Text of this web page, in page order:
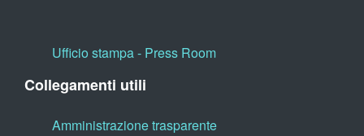
Ufficio stampa - Press Room
Collegamenti utili
Amministrazione trasparente